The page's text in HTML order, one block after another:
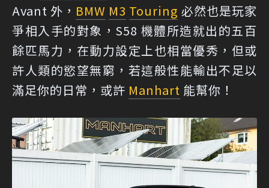
Avant 外， BMW M3 Touring 必然也是玩家
爭相入手的對象，S58 機體所造就出的五百
餘匹馬力，在動力設定上也相當優秀，但或
許人類的慾望無窮，若這般性能輸出不足以
滿足你的日常，或許 Manhart 能幫你！